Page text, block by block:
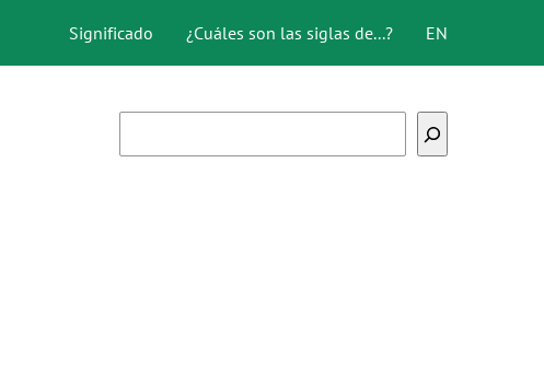
Significado ¿Cuáles son las siglas de...? EN